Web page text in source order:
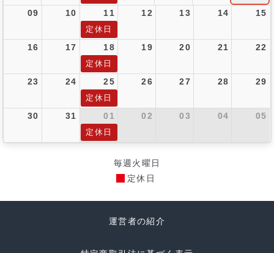
09 10 11 12 13 14 15
定休日
16 17 18 19 20 21 22
定休日
23 24 25 26 27 28 29
定休日
30 31 01 02 03 04 05
定休日
毎週火曜日
定休日
運営者の紹介